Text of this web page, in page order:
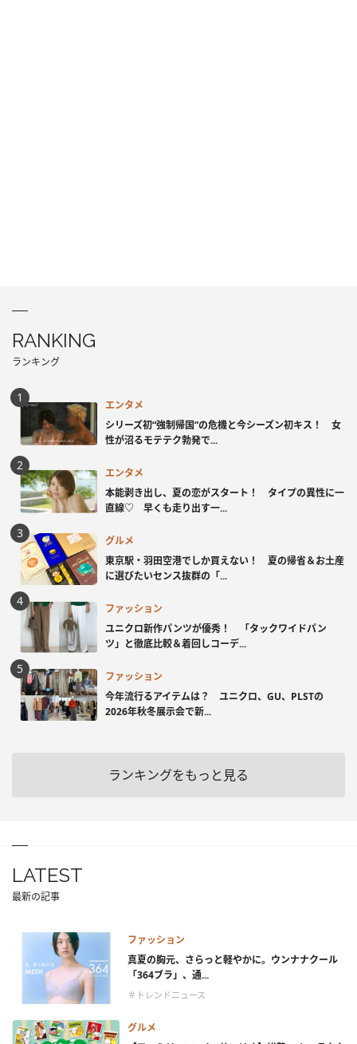
RANKING
ランキング
エンタメ
シリーズ初“強制帰国”の危機と今シーズン初キス！ 女
性が沼るモテテク勃発で...
エンタメ
本能剥き出し、夏の恋がスタート！ タイプの異性に一
直線♡ 早くも走り出す一...
グルメ
東京駅・羽田空港でしか買えない！ 夏の帰省＆お土産
に選びたいセンス抜群の「...
ファッション
ユニクロ新作パンツが優秀！ 「タックワイドパン
ツ」と徹底比較＆着回しコーデ...
ファッション
今年流行るアイテムは？ ユニクロ、GU、PLSTの
2026年秋冬展示会で新...
ランキングをもっと見る
LATEST
最新の記事
ファッション
真夏の胸元、さらっと軽やかに。ウンナナクール
「364ブラ」、通...
＃トレンドニュース
グルメ